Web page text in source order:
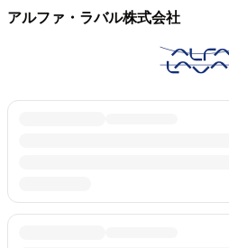
アルファ・ラバル株式会社